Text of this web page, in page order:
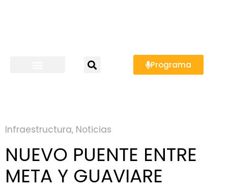
Programa
Infraestructura, Noticias
NUEVO PUENTE ENTRE
META Y GUAVIARE